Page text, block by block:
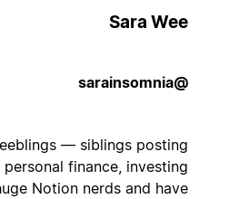
Sara Wee
Weeblings — siblings posting
personal finance, investing
huge Notion nerds and have